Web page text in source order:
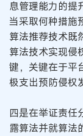
息管理能力的提
当采取何种措施
算法推荐技术既
算法技术实现侵
键，关键在于平
极支出预防侵权
四是在举证责任
露算法并就算法